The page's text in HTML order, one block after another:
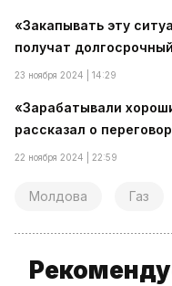
«Закапывать эту
получат
23 ноября 2024 | 14:29
«Зарабатывали
рассказал о
22 ноября 2024 | 22:59
Молдова Газ